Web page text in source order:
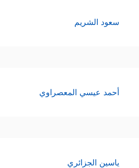
سعود الشريم
أحمد عيسي المعصراوي
ياسين الجزائري